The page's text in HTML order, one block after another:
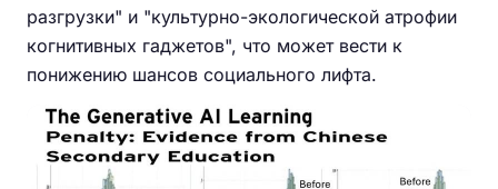
разгрузки" и "культурно-экологической атрофии
когнитивных гаджетов", что может вести к
понижению шансов социального лифта.